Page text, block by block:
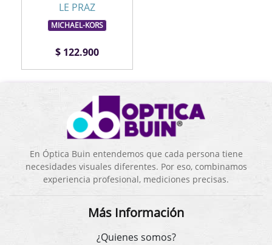
LE PRAZ
MICHAEL-KORS
$ 122.900
En Óptica Buin entendemos que cada persona tiene
necesidades visuales diferentes. Por eso, combinamos
experiencia profesional, mediciones precisas.
Más Información
¿Quienes somos?